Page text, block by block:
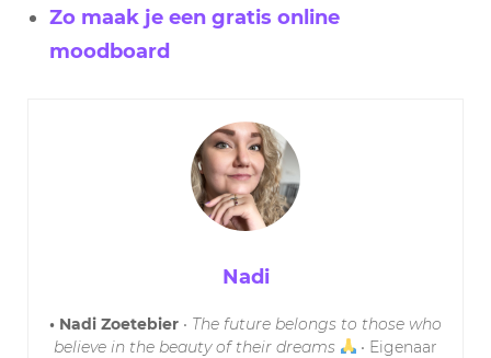
Zo maak je een gratis online
moodboard
Nadi
• Nadi Zoetebier • The future belongs to those who
believe in the beauty of their dreams
• Eigenaar